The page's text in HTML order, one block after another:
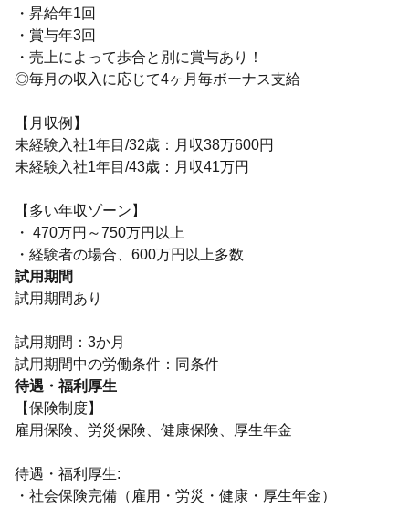
・昇給年1回
・賞与年3回
・売上によって歩合と別に賞与あり！
◎毎月の収入に応じて4ヶ月毎ボーナス支給
【月収例】
未経験入社1年目/32歳：月収38万600円
未経験入社1年目/43歳：月収41万円
【多い年収ゾーン】
・ 470万円～750万円以上
・経験者の場合、600万円以上多数
試用期間
試用期間あり
試用期間：3か月
試用期間中の労働条件：同条件
待遇・福利厚生
【保険制度】
雇用保険、労災保険、健康保険、厚生年金
待遇・福利厚生:
・社会保険完備（雇用・労災・健康・厚生年金）